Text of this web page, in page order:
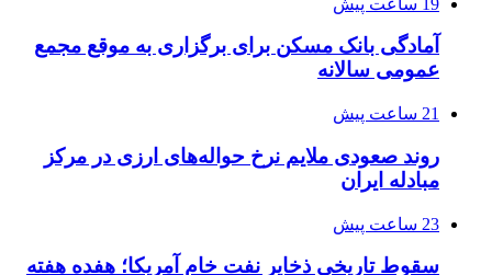
آمادگی بانک مسکن برای برگزاری به موقع مجمع
عمومی سالانه
21 ساعت پیش
روند صعودی ملایم نرخ حواله‌های ارزی در مرکز
مبادله ایران
23 ساعت پیش
سقوط تاریخی ذخایر نفت خام آمریکا؛ هفده هفته